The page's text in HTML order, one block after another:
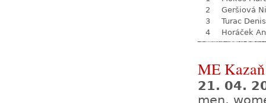
2
Geršiová
3
Turac Denis
4
Horáček
ME Kazaň
21. 04.
men,